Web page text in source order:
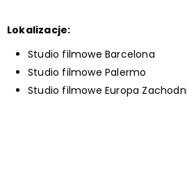
Lokalizacje:
Studio filmowe Barcelona
Studio filmowe Palermo
Studio filmowe Europa